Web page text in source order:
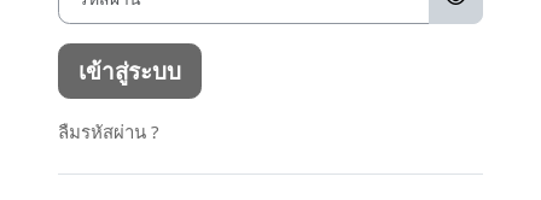
เข้าสู่ระบบ
ลืมรหัสผ่าน ?